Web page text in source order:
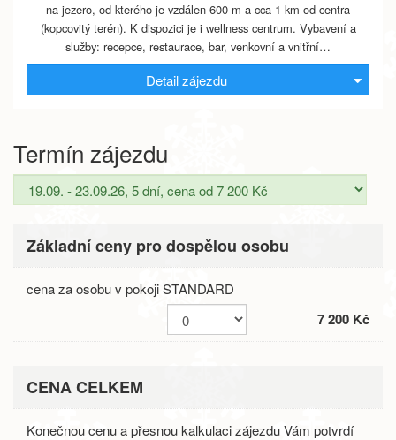
na jezero, od kterého je vzdálen 600 m a cca 1 km od centra
(kopcovitý terén). K dispozici je i wellness centrum. Vybavení a
služby: recepce, restaurace, bar, venkovní a vnitřní…
Detail zájezdu
Termín zájezdu
Základní ceny pro dospělou osobu
cena za osobu v pokoji STANDARD
7 200 Kč
CENA CELKEM
Konečnou cenu a přesnou kalkulaci zájezdu Vám potvrdí